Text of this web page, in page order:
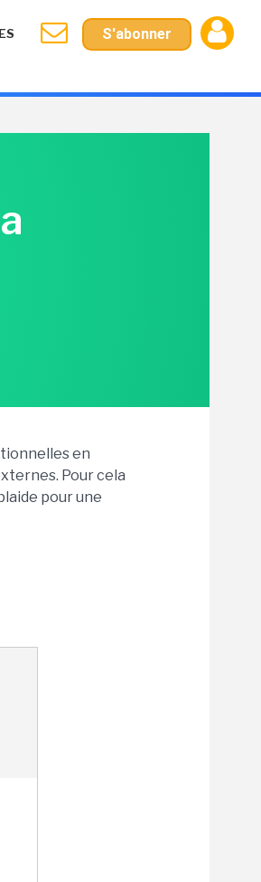
S'abonner
en
Pour cela
pour une